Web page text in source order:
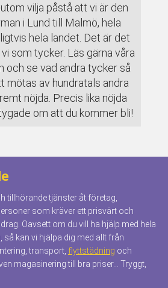
vilja påstå att vi är den
i Lund till Malmö, hela
hela landet. Det är det
som tycker. Läs gärna våra
och se vad andra tycker så
mötas av hundratals andra
nöjda. Precis lika nöjda
om att du kommer bli!
tillhörande tjänster åt företag,
som kräver ett prisvärt och
Oavsett om du vill ha hjälp med hela
så kan vi hjälpa dig med allt från
transport, flyttstädning och
magasinering till bra priser… Tryggt,